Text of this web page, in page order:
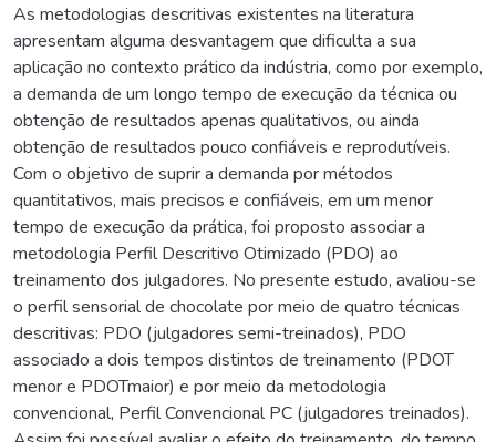
As metodologias descritivas existentes na literatura
apresentam alguma desvantagem que dificulta a sua
aplicação no contexto prático da indústria, como por exemplo,
a demanda de um longo tempo de execução da técnica ou
obtenção de resultados apenas qualitativos, ou ainda
obtenção de resultados pouco confiáveis e reprodutíveis.
Com o objetivo de suprir a demanda por métodos
quantitativos, mais precisos e confiáveis, em um menor
tempo de execução da prática, foi proposto associar a
metodologia Perfil Descritivo Otimizado (PDO) ao
treinamento dos julgadores. No presente estudo, avaliou-se
o perfil sensorial de chocolate por meio de quatro técnicas
descritivas: PDO (julgadores semi-treinados), PDO
associado a dois tempos distintos de treinamento (PDOT
menor e PDOTmaior) e por meio da metodologia
convencional, Perfil Convencional PC (julgadores treinados).